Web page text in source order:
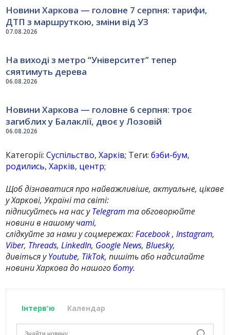
07.08.2026
Новини Харкова — головне 7 серпня: тарифи,
ДТП з маршруткою, зміни від УЗ
06.08.2026
На виході з метро “Університет” тепер
сяятимуть дерева
06.08.2026
Новини Харкова — головне 6 серпня: троє
загиблих у Балаклії, двоє у Лозовій
Категорії:Суспільство,Харків; Теги:бэби-бум,
родились,Харків, центр;
Щоб дізнаватися про найважливіше, актуальне, цікаве
у Харкові, Україні та світі:
підписуйтесь на нас уTelegram та обговорюйте
новини в нашомучаті,
слідкуйте за нами у соцмережах:Facebook,Instagram,
Viber, Threads,LinkedIn, Google News,Bluesky,
дивіться уYoutube, TikTok, пишіть або надсилайте
новини Харкова до нашогоботу.
Інтерв'ю Календар